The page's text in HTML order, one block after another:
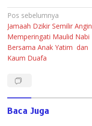
Navigasi
pos
Pos sebelumnya
Jamaah Dzikir Semilir Angin
Memperingati Maulid Nabi
Bersama Anak Yatim dan
Kaum Duafa
Baca Juga